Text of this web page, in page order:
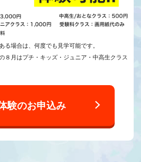
場合は、何度でも見学可能です。
８月はプチ・キッズ・ジュニア・中高生クラス
験のお申込み